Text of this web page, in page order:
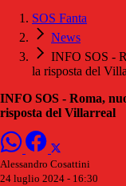
SOS Fanta
News
INFO SOS -
la risposta del
INFO SOS - Roma,
risposta del Villarreal
Alessandro Cosattini
24 luglio 2024 - 16:30